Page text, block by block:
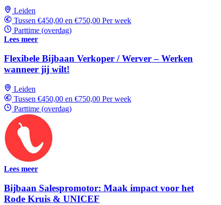
Leiden
Tussen €450,00 en €750,00 Per week
Parttime (overdag)
Lees meer
Flexibele Bijbaan Verkoper / Werver – Werken
wanneer jij wilt!
Leiden
Tussen €450,00 en €750,00 Per week
Parttime (overdag)
Lees meer
Bijbaan Salespromotor: Maak impact voor het
Rode Kruis & UNICEF